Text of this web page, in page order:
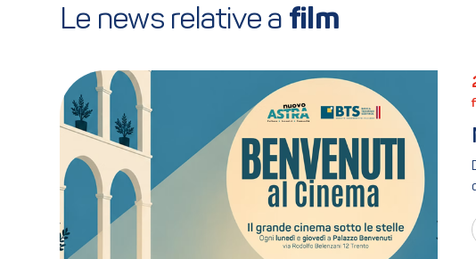
Le news relative a film